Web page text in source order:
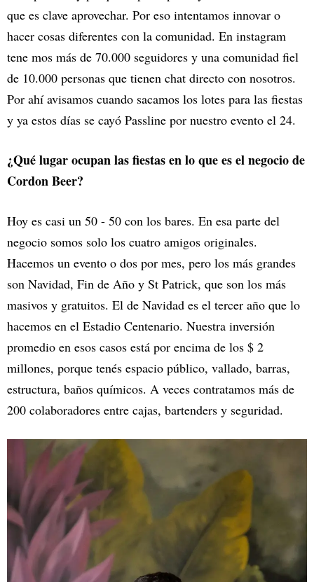
que es clave aprovechar. Por eso intentamos innovar o
hacer cosas diferentes con la comunidad. En instagram
tene mos más de 70.000 seguidores y una comunidad fiel
de 10.000 personas que tienen chat directo con nosotros.
Por ahí avisamos cuando sacamos los lotes para las fiestas
y ya estos días se cayó Passline por nuestro evento el 24.
¿Qué lugar ocupan las fiestas en lo que es el negocio de
Cordon Beer?
Hoy es casi un 50 - 50 con los bares. En esa parte del
negocio somos solo los cuatro amigos originales.
Hacemos un evento o dos por mes, pero los más grandes
son Navidad, Fin de Año y St Patrick, que son los más
masivos y gratuitos. El de Navidad es el tercer año que lo
hacemos en el Estadio Centenario. Nuestra inversión
promedio en esos casos está por encima de los $ 2
millones, porque tenés espacio público, vallado, barras,
estructura, baños químicos. A veces contratamos más de
200 colaboradores entre cajas, bartenders y seguridad.